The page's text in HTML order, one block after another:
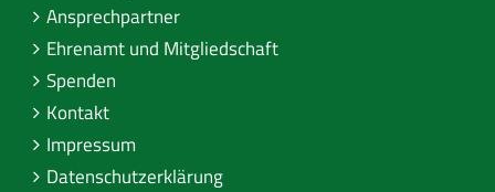
Ansprechpartner
Ehrenamt und Mitgliedschaft
Spenden
Kontakt
Impressum
Datenschutzerklärung